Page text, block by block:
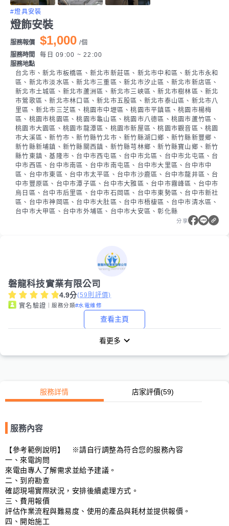
#燈具安裝
燈飾安裝
服務報價 $1,000 /個
服務時間
每日 09:00 ~ 22:00
服務地點
台北市、新北市板橋區、新北市新莊區、新北市中和區、新北市永和
區、新北市淡水區、新北市三重區、新北市汐止區、新北市新店區、
新北市土城區、新北市蘆洲區、新北市三峽區、新北市樹林區、新北
市鶯歌區、新北市林口區、新北市五股區、新北市泰山區、新北市八
里區、新北市三芝區、桃園市中壢區、桃園市平鎮區、桃園市楊梅
區、桃園市桃園區、桃園市龜山區、桃園市八德區、桃園市蘆竹區、
桃園市大園區、桃園市龍潭區、桃園市新屋區、桃園市觀音區、桃園
市大溪區、新竹市、新竹縣竹北市、新竹縣湖口鄉、新竹縣新豐鄉、
新竹縣新埔鎮、新竹縣關西鎮、新竹縣芎林鄉、新竹縣寶山鄉、新竹
縣竹東鎮、基隆市、台中市西屯區、台中市北區、台中市北屯區、台
中市西區、台中市南區、台中市南屯區、台中市大里區、台中市中
區、台中市東區、台中市太平區、台中市沙鹿區、台中市龍井區、台
中市豐原區、台中市潭子區、台中市大雅區、台中市霧峰區、台中市
烏日區、台中市后里區、台中市石岡區、台中市東勢區、台中市新社
區、台中市神岡區、台中市大肚區、台中市梧棲區、台中市清水區、
台中市大甲區、台中市外埔區、台中市大安區、彰化縣
分享
磐龍科技實業有限公司
4.9分(59 則評價)
實名驗證 ｜服務分類#水電維修
查看主頁
看更多
服務詳情 店家評價(59)
服務內容
【參考範例說明】　※請自行調整為符合您的服務內容
一、來電詢問
來電由專人了解需求並給予建議。
二、到府勘查
確認現場實際狀況，安排後續處理方式。
三、費用報價
評估作業流程與難易度、使用的產品與耗材並提供報價。
四、開始施工